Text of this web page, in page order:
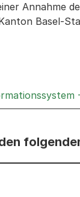
Annahme
Basel-
folgenden